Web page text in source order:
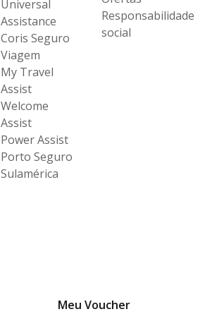
Universal
Assistance
Coris Seguro
Viagem
My Travel
Assist
Welcome
Assist
Power Assist
Porto Seguro
Sulamérica
Responsabilidade
social
Meu Voucher